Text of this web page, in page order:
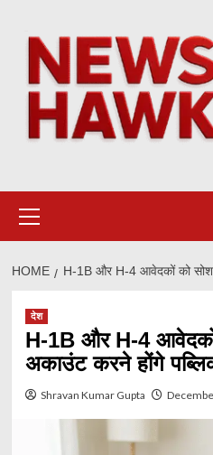
content
Menu
HOME H-1B और H-4 आवेदकों को
देश
H-1B और H-4 आवेदकों
अकाउंट करने होंगे
Shravan Kumar Gupta